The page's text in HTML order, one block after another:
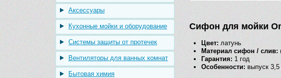
Аксессуары
Кухонные мойки и оборудование
Системы защиты от протечек
Вентиляторы для ванных комнат
Бытовая химия
Сифон для мойки
Цвет: латунь
Материал сифон / слив:
Гарантия: 1 год
Особенности: выпуск